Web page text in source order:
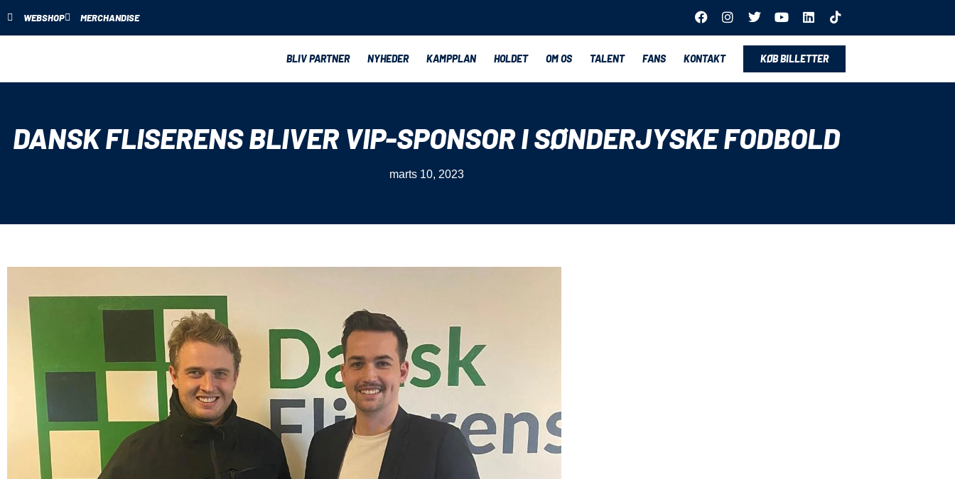
WEBSHOP MERCHANDISE
BLIV PARTNER NYHEDER KAMPPLAN HOLDET OM OS TALENT FANS KONTAKT KØB BILLETTER
DANSK FLISERENS BLIVER VIP-SPONSOR I SØNDERJYSKE FODBOLD
marts 10, 2023